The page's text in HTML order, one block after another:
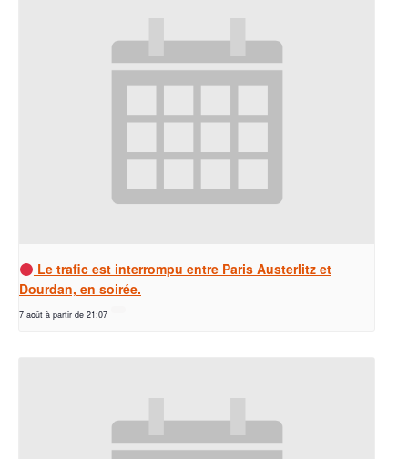
Le trafic est interrompu entre Paris Austerlitz et
Dourdan, en soirée.
7 août à partir de 21:07